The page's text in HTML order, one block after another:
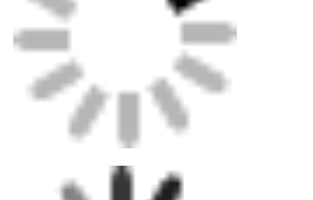
Startseite
Produkte
Fabrik Tour